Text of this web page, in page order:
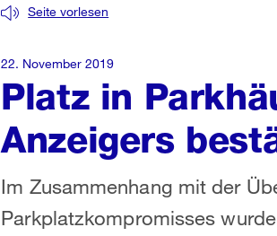
Platz in
Anzeigers
Seite vorlesen
Im Zusammenhang mit der
Parkplatzkompromisses
22. November 2019